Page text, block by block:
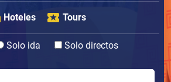
Hoteles Tours
Solo ida
Solo directos